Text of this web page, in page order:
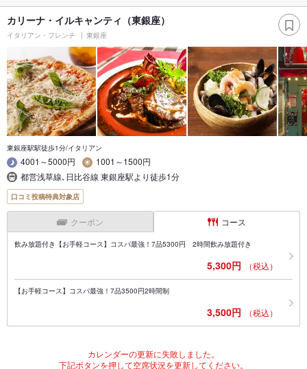
カリーナ・イルキャンティ（東銀座）
イタリアン・フレンチ 東銀座
東銀座駅駅徒歩1分/イタリアン
4001～5000円
1001～1500円
都営浅草線､日比谷線 東銀座駅より徒歩1分
口コミ投稿特典対象店
クーポン コース
飲み放題付き【お手軽コース】コスパ最強！7品5300円 2時間飲み放題付き
5,300円 （税込）
【お手軽コース】コスパ最強！7品3500円2時間制
3,500円 （税込）
カレンダーの更新に失敗しました。
下記ボタンを押して空席状況を更新してください。